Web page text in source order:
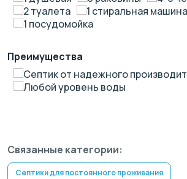
2 туалета
1 стиральная машина
1 посудомойка
Преимущества
Септик от надежного
Любой уровень воды
Связанные категории:
Септики для постоянного проживания